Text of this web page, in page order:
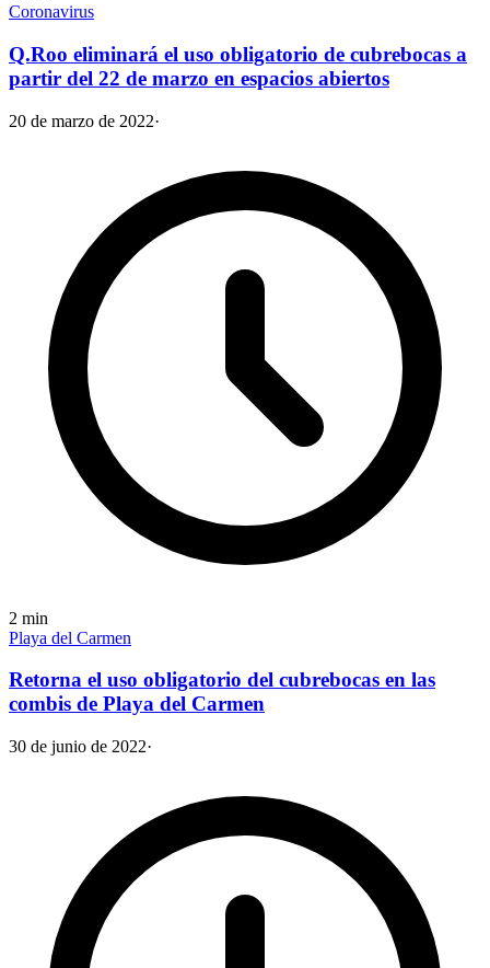
Coronavirus
Q.Roo eliminará el uso obligatorio de cubrebocas a
partir del 22 de marzo en espacios abiertos
20 de marzo de 2022·
2 min
Playa del Carmen
Retorna el uso obligatorio del cubrebocas en las
combis de Playa del Carmen
30 de junio de 2022·